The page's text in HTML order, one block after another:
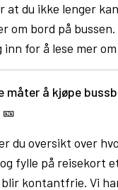
at du ikke lenger
om bord på bussen.
inn for å lese mer
måter å kjøpe
🎫
du oversikt over
fylle på reisekort
blir kontantfrie. Vi